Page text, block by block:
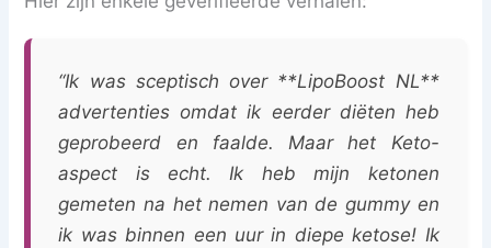
“Ik was sceptisch over **LipoBoost NL**
advertenties omdat ik eerder diëten heb
geprobeerd en faalde. Maar het Keto-
aspect is echt. Ik heb mijn ketonen
gemeten na het nemen van de gummy en
ik was binnen een uur in diepe ketose! Ik